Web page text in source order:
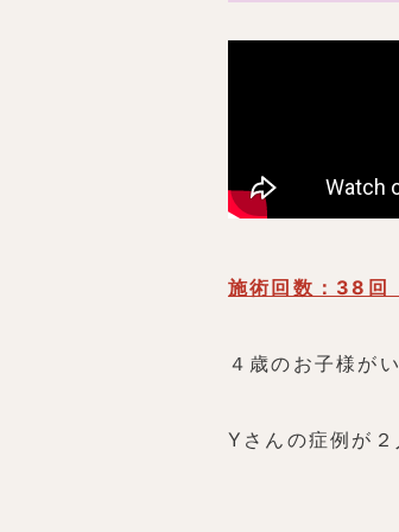
施術回数：38
４歳のお子様が
Yさんの症例が